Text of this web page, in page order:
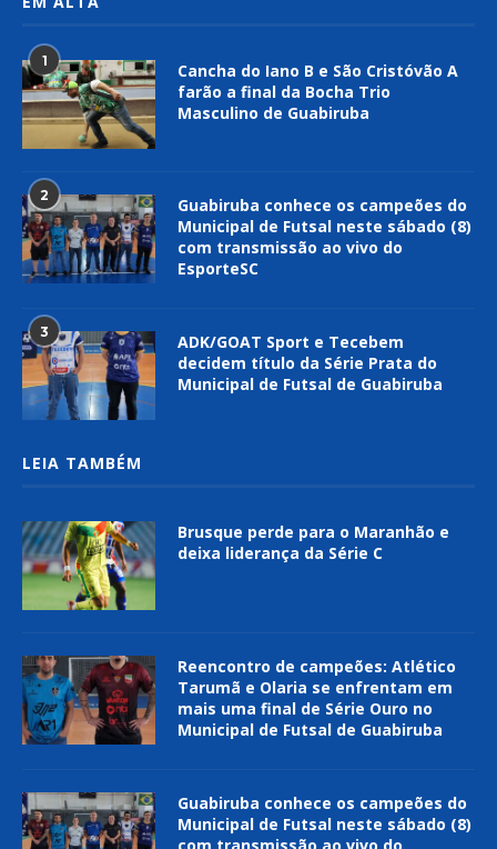
1
Cancha do Iano B e São Cristóvão A
farão a final da Bocha Trio
Masculino de Guabiruba
2
Guabiruba conhece os campeões do
Municipal de Futsal neste sábado (8)
com transmissão ao vivo do
EsporteSC
3
ADK/GOAT Sport e Tecebem
decidem título da Série Prata do
Municipal de Futsal de Guabiruba
LEIA TAMBÉM
Brusque perde para o Maranhão e
deixa liderança da Série C
Reencontro de campeões: Atlético
Tarumã e Olaria se enfrentam em
mais uma final de Série Ouro no
Municipal de Futsal de Guabiruba
Guabiruba conhece os campeões do
Municipal de Futsal neste sábado (8)